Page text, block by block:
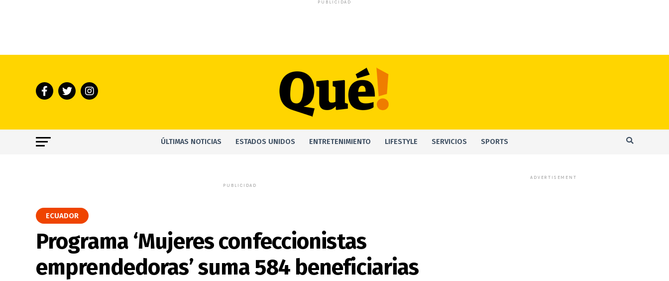
PUBLICIDAD
ÚLTIMAS NOTICIAS ESTADOS UNIDOS ENTRETENIMIENTO LIFESTYLE SERVICIOS SPORTS
PUBLICIDAD
ECUADOR
Programa ‘Mujeres confeccionistas
emprendedoras’ suma 584 beneficiarias
ADVERTISEMENT